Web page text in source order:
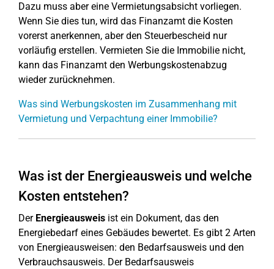
Dazu muss aber eine Vermietungsabsicht vorliegen.
Wenn Sie dies tun, wird das Finanzamt die Kosten
vorerst anerkennen, aber den Steuerbescheid nur
vorläufig erstellen. Vermieten Sie die Immobilie nicht,
kann das Finanzamt den Werbungskostenabzug
wieder zurücknehmen.
Was sind Werbungskosten im Zusammenhang mit
Vermietung und Verpachtung einer Immobilie?
Was ist der Energieausweis und welche
Kosten entstehen?
Der Energieausweis ist ein Dokument, das den
Energiebedarf eines Gebäudes bewertet. Es gibt 2 Arten
von Energieausweisen: den Bedarfsausweis und den
Verbrauchsausweis. Der Bedarfsausweis